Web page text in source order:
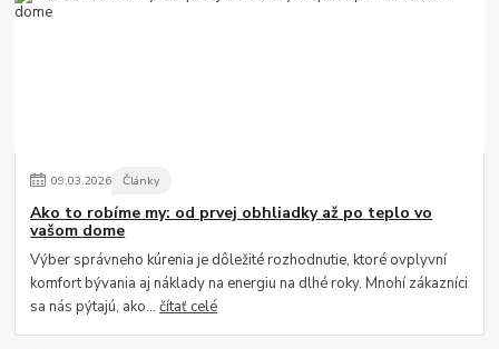
09.03.2026 Články
Ako to robíme my: od prvej obhliadky až po teplo vo
vašom dome
Výber správneho kúrenia je dôležité rozhodnutie, ktoré ovplyvní
komfort bývania aj náklady na energiu na dlhé roky. Mnohí zákazníci
sa nás pýtajú, ako...čítať celé